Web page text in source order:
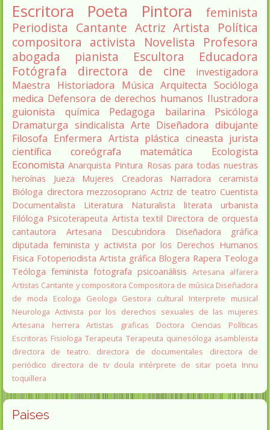
Escritora Poeta Pintora
feminista
Periodista Cantante Actriz Artista
Política
compositora activista Novelista
Profesora
abogada
pianista Escultora
Educadora
Fotógrafa
directora de cine
investigadora
Maestra
Historiadora Música Arquitecta Socióloga
medica Defensora de derechos humanos Ilustradora
guionista
química Pedagoga bailarina
Psicóloga
Dramaturga sindicalista Arte Diseñadora dibujante
Filosofa Enfermera Artista plástica cineasta jurista
científica
coreógrafa matemática
Ecologista
Economista Anarquista Pintura Rosas para todas nuestras
heroínas
Jueza Mujeres Creadoras Narradora
ceramista
Bióloga directora mezzosoprano Actriz de teatro Cuentista
Documentalista
Literatura Naturalista literata
urbanista
Filóloga Psicoterapeuta Artista textil Directora de orquesta
cantautora
Artesana Descubridora
Diseñadora gráfica
diputada feminista y activista por los Derechos Humanos
Fisica Fotoperiodista Artista gráfica Blogera Rapera Teologa
Teóloga feminista fotografa psicoanálisis Artesana alfarera
Artistas Cantante y compositora Compositora de música Diseñadora
de moda
Ecologa Geologa Gestora cultural
Interprete musical
Neurologa Activista por los derechos sexuales de las mujeres
Artesana herrera
Artistas graficas
Doctora Ciencias Políticas
Escritoras Fisiologa Terapeuta Terapeuta quinesóloga asambleista
directora de teatro.
directora de documentales
directora de
periódico directora de tv doula intérprete de sitar poeta Innu
toquillera
Paises